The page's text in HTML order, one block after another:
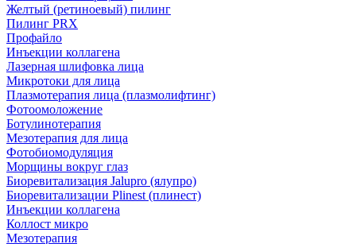
Желтый (ретиноевый) пилинг
Пилинг PRX
Профайло
Инъекции коллагена
Лазерная шлифовка лица
Микротоки для лица
Плазмотерапия лица (плазмолифтинг)
Фотоомоложение
Ботулинотерапия
Мезотерапия для лица
Фотобиомодуляция
Морщины вокруг глаз
Биоревитализация Jalupro (ялупро)
Биоревитализации Plinest (плинест)
Инъекции коллагена
Коллост микро
Мезотерапия